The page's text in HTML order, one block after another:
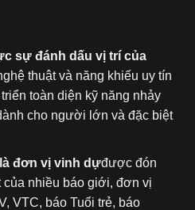
sự đánh dấu vị trí của
thuật và năng khiếu uy tín
toàn diện kỹ năng nhảy
cho người lớn và đặc biệt
đơn vị vinh dựđược đón
của nhiều báo giới, đơn vị
VTC, báo Tuổi trẻ, báo